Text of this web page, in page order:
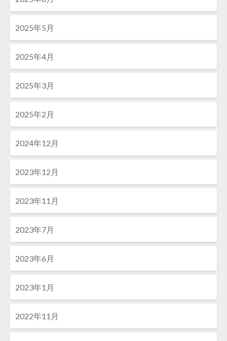
2025年5月
2025年4月
2025年3月
2025年2月
2024年12月
2023年12月
2023年11月
2023年7月
2023年6月
2023年1月
2022年11月